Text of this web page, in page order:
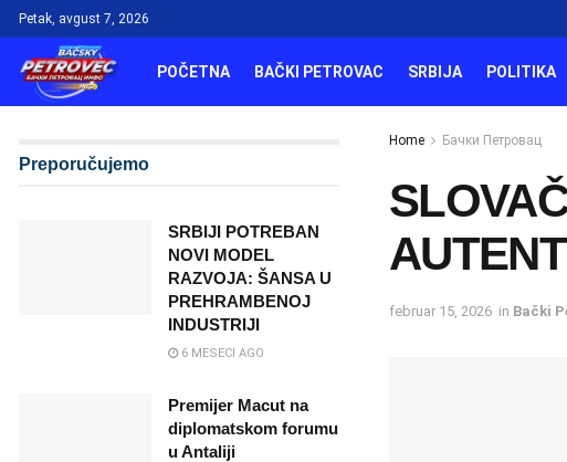
Petak, avgust 7, 2026
POČETNA BAČKI PETROVAC SRBIJA POLITIKA
Home Бачки Петровац
februar 15, 2026 in Bački
Preporučujemo
SRBIJI POTREBAN
NOVI MODEL
RAZVOJA: ŠANSA U
PREHRAMBENOJ
INDUSTRIJI
6 MESECI AGO
Premijer Macut na
diplomatskom forumu
u Antaliji